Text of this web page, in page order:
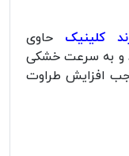
حاوی
و به سرعت خشکی
افزایش طراوت